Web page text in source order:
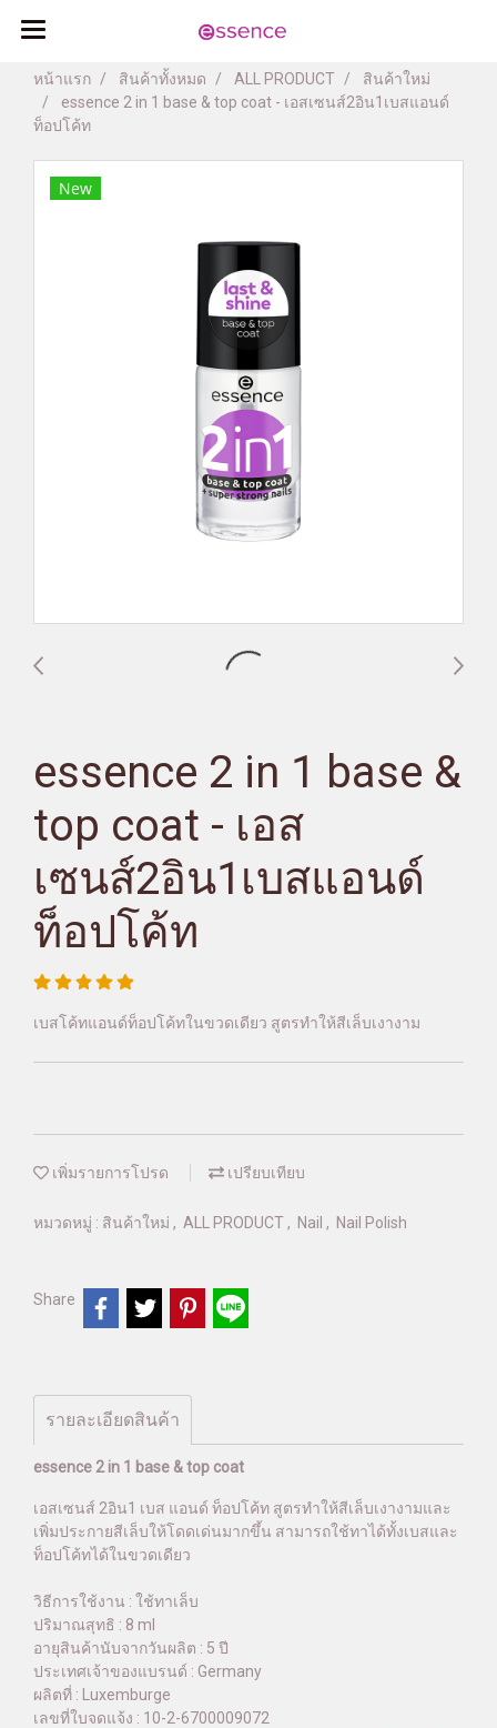
หน้าแรก สินค้าทั้งหมด ALL PRODUCT
สินค้าใหม่
essence 2 in 1 base & top coat - เอสเซนส์2อิน1เบสแอนด์
ท็อปโค้ท
New
essence 2 in 1 base &
top coat - เอส
เซนส์2อิน1เบสแอนด์
ท็อปโค้ท
เบสโค้ทแอนด์ท็อปโค้ทในขวดเดียว สูตรทำให้สีเล็บเงางาม
เพิ่มรายการโปรด เปรียบเทียบ
หมวดหมู่ : สินค้าใหม่ , ALL PRODUCT , Nail , Nail Polish
Share
รายละเอียดสินค้า
essence 2 in 1 base & top coat
เอสเซนส์ 2อิน1 เบส แอนด์ ท็อปโค้ท สูตรทำให้สีเล็บเงางามและ
เพิ่มประกายสีเล็บให้โดดเด่นมากขึ้น สามารถใช้ทาได้ทั้งเบสและ
ท็อปโค้ทได้ในขวดเดียว
วิธีการใช้งาน : ใช้ทาเล็บ
ปริมาณสุทธิ : 8 ml
อายุสินค้านับจากวันผลิต : 5 ปี
ประเทศเจ้าของแบรนด์ : Germany
ผลิตที่ : Luxemburge
เลขที่ใบจดแจ้ง : 10-2-6700009072